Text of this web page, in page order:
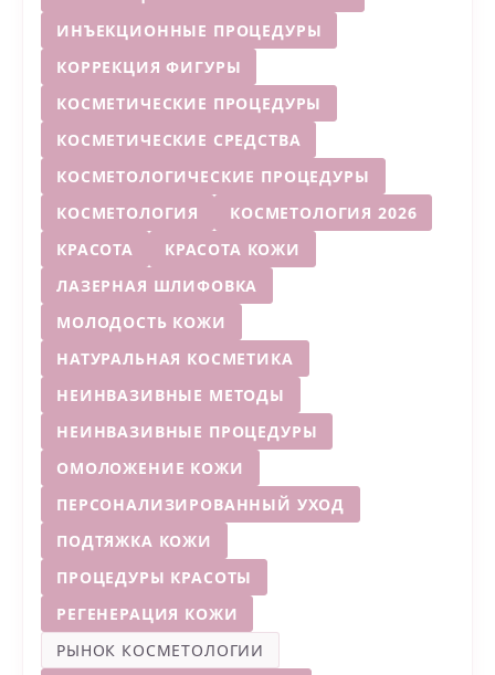
ИНЪЕКЦИОННЫЕ ПРОЦЕДУРЫ
КОРРЕКЦИЯ ФИГУРЫ
КОСМЕТИЧЕСКИЕ ПРОЦЕДУРЫ
КОСМЕТИЧЕСКИЕ СРЕДСТВА
КОСМЕТОЛОГИЧЕСКИЕ ПРОЦЕДУРЫ
КОСМЕТОЛОГИЯ
КОСМЕТОЛОГИЯ 2026
КРАСОТА
КРАСОТА КОЖИ
ЛАЗЕРНАЯ ШЛИФОВКА
МОЛОДОСТЬ КОЖИ
НАТУРАЛЬНАЯ КОСМЕТИКА
НЕИНВАЗИВНЫЕ МЕТОДЫ
НЕИНВАЗИВНЫЕ ПРОЦЕДУРЫ
ОМОЛОЖЕНИЕ КОЖИ
ПЕРСОНАЛИЗИРОВАННЫЙ УХОД
ПОДТЯЖКА КОЖИ
ПРОЦЕДУРЫ КРАСОТЫ
РЕГЕНЕРАЦИЯ КОЖИ
РЫНОК КОСМЕТОЛОГИИ